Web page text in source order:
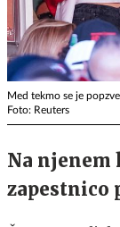
Med tekmo se je
Foto: Reuters
Na njenem
zapestnico